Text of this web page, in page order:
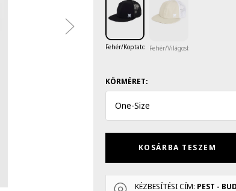
Fehér/Koptatott feketeFehér/Világosbézs
KÖRMÉRET:
One-Size
KOSÁRBA TESZEM
KÉZBESÍTÉSI CÍM: PEST -